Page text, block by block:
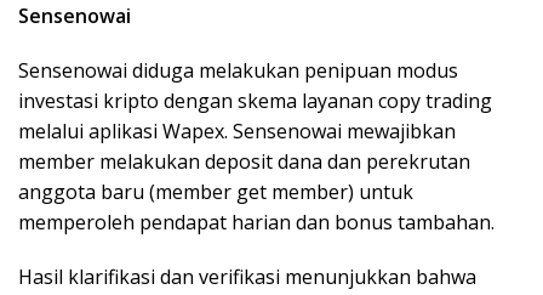
Sensenowai
Sensenowai diduga melakukan penipuan modus
investasi kripto dengan skema layanan copy trading
melalui aplikasi Wapex. Sensenowai mewajibkan
member melakukan deposit dana dan perekrutan
anggota baru (member get member) untuk
memperoleh pendapat harian dan bonus tambahan.
Hasil klarifikasi dan verifikasi menunjukkan bahwa